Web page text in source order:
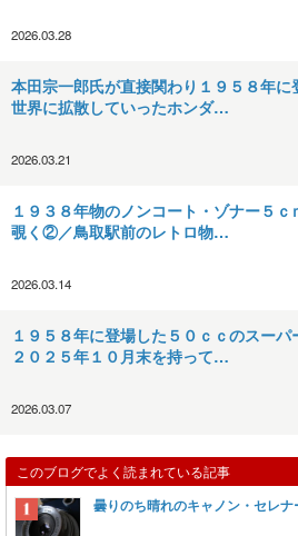
2026.03.28
本田宗一郎氏が直接関わり１９５８年に
世界に拡散していったホンダ…
2026.03.21
１９３８年物のノンコート・ゾナー５ｃ
覗く②／鳥取駅前のレトロ物…
2026.03.14
１９５８年に登場した５０ｃｃのスーパ
２０２５年１０月末を持って…
2026.03.07
このブログでよく読まれている記事
曇りのち晴れのキャノン・セレナ